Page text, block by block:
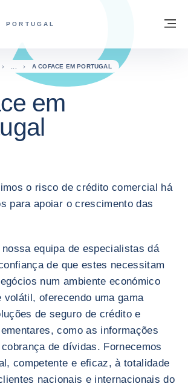
COFACE FOR TRADE - HOMEPAGE DO
PORTUGAL
A COFACE EM PORTUGAL
em
o risco de crédito comercial há
para apoiar o crescimento das
equipa de especialistas dá
de que estes necessitam
num ambiente económico
volátil, oferecendo uma gama
de seguro de crédito e
como as informações
de dívidas. Fornecemos
competente e eficaz, à totalidade
nacionais e internacionais do